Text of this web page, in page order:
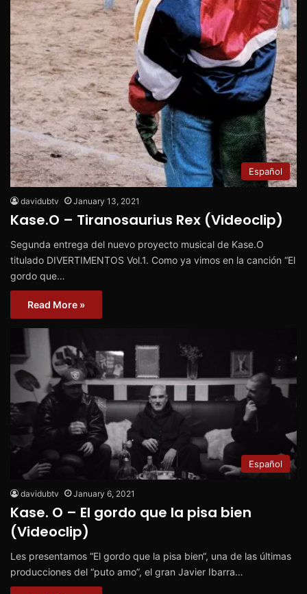
Español
davidubtv January 13, 2021
Kase.O – Tiranosaurius Rex (Videoclip)
Segunda entrega del nuevo proyecto musical de Kase.O
titulado DIVERTIMENTOS Vol.1. Como ya vimos en la canción “El
gordo que…
Read More »
Español
davidubtv January 6, 2021
Kase. O – El gordo que la pisa bien
(Videoclip)
Les presentamos “El gordo que la pisa bien“, una de las últimas
producciones del “puto amo”, el gran Javier Ibarra…